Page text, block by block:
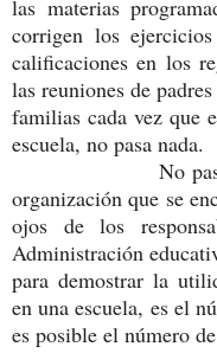
las materias
corrigen los
calificaciones en los
las reuniones de
familias cada vez que
escuela, no pasa nada.
No pasa nada
organización que se
ojos de los
Administración
para demostrar la
en una escuela, es el
es posible el número